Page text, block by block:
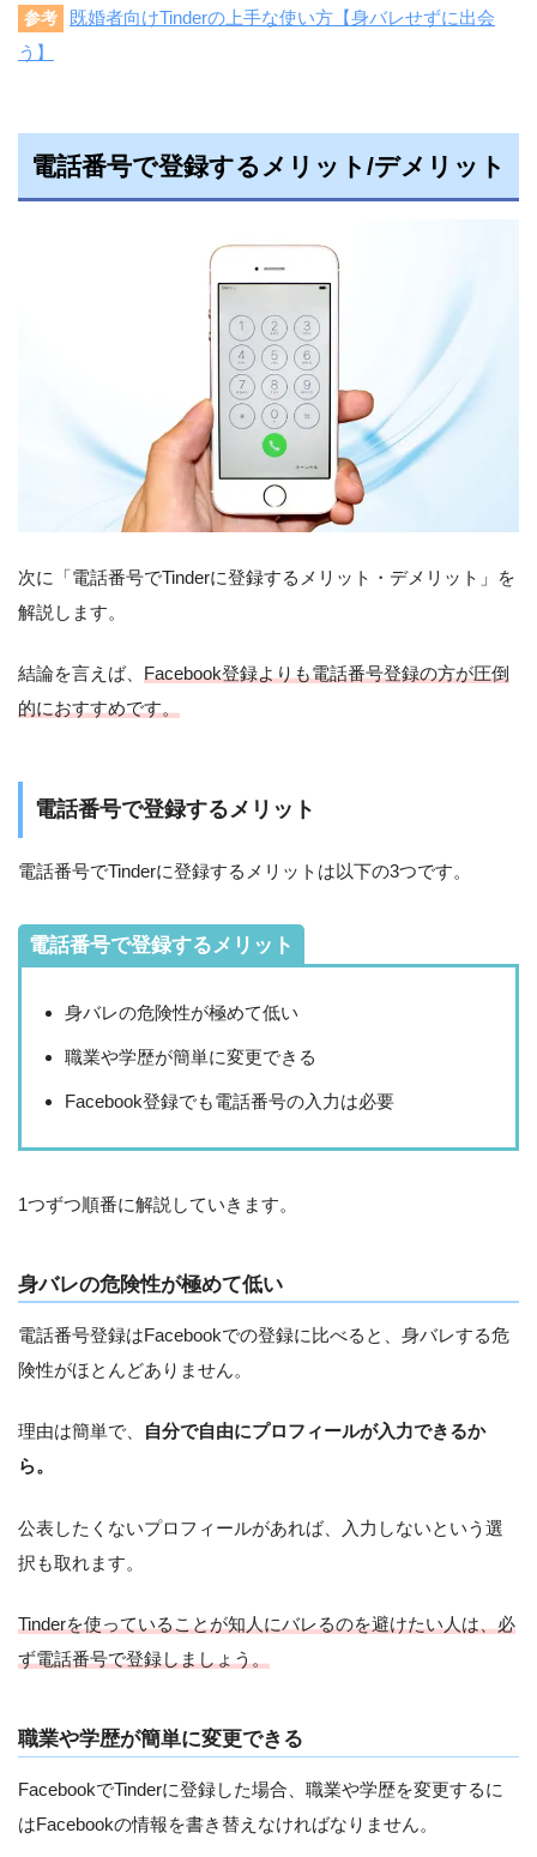
参考
既婚者向けTinderの上手な使い方【身バレせずに出会
う】
電話番号で登録するメリット/デメリット
次に「電話番号でTinderに登録するメリット・デメリット」を
解説します。
結論を言えば、 Facebook登録よりも電話番号登録の方が圧倒
的におすすめです。
電話番号で登録するメリット
電話番号でTinderに登録するメリットは以下の3つです。
電話番号で登録するメリット
身バレの危険性が極めて低い
職業や学歴が簡単に変更できる
Facebook登録でも電話番号の入力は必要
1つずつ順番に解説していきます。
身バレの危険性が極めて低い
電話番号登録はFacebookでの登録に比べると、身バレする危
険性がほとんどありません。
理由は簡単で、
自分で自由にプロフィールが入力できるか
ら。
公表したくないプロフィールがあれば、入力しないという選
択も取れます。
Tinderを使っていることが知人にバレるのを避けたい人は、必
ず電話番号で登録しましょう。
職業や学歴が簡単に変更できる
FacebookでTinderに登録した場合、職業や学歴を変更するに
はFacebookの情報を書き替えなければなりません。